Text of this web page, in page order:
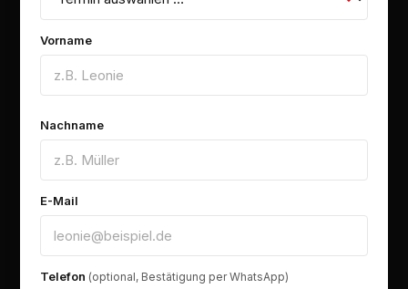
Vorname
Nachname
E-Mail
Telefon (optional, Bestätigung per WhatsApp)